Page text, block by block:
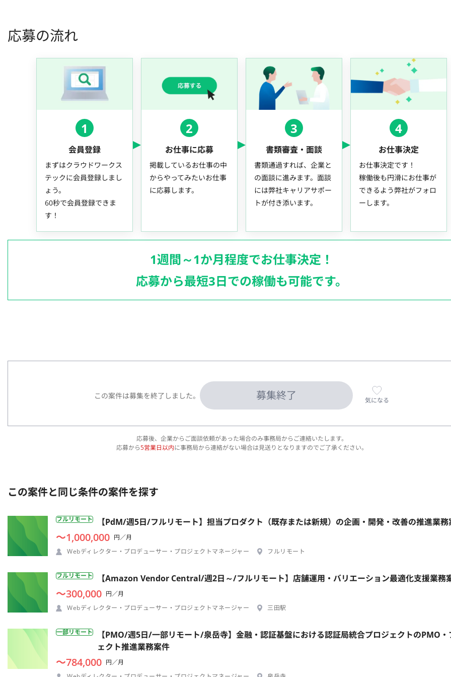
応募の流れ
1
会員登録
まずはクラウドワークス
テックに会員登録しまし
ょう。
60秒で会員登録できま
す！
2
お仕事に応募
掲載しているお仕事の中
からやってみたいお仕事
に応募します。
3
書類審査・面談
書類通過すれば、企業と
の面談に進みます。面談
には弊社キャリアサポー
トが付き添います。
4
お仕事決定
お仕事決定です！
稼働後も円滑にお仕事が
できるよう弊社がフォロ
ーします。
1週間～1か月程度でお仕事決定！
応募から最短3日での稼働も可能です。
この案件は募集を終了しました。 募集終了 気になる
応募後、企業からご面談依頼があった場合のみ事務局からご連絡いたします。
応募から5営業日以内に事務局から連絡がない場合は見送りとなりますのでご了承ください。
この案件と同じ条件の案件を探す
フルリモート 【PdM/週5日/フルリモート】担当プロダクト（既存または新規）の企画・開発・改善の推進業務
〜1,000,000 円／月
Webディレクター・プロデューサー・プロジェクトマネージャー
フルリモート
フルリモート 【Amazon Vendor Central/週2日～/フルリモート】店舗運用・バリエーション最適化支援業務
〜300,000 円／月
Webディレクター・プロデューサー・プロジェクトマネージャー
三田駅
一部リモート
【PMO/週5日/一部リモート/泉岳寺】金融・認証基盤における認証局統合プロジェクトのPMO・
ェクト推進業務案件
〜784,000 円／月